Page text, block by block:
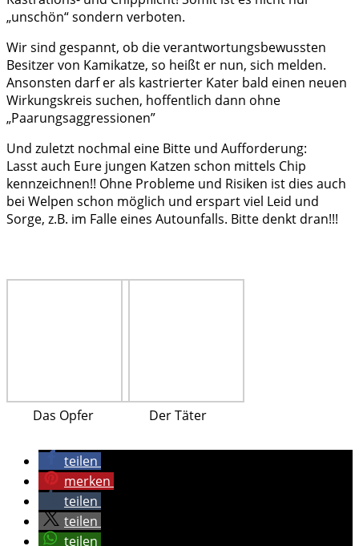
„unschön“ sondern verboten.
Wir sind gespannt, ob die verantwortungsbewussten
Besitzer von Kamikatze, so heißt er nun, sich melden.
Ansonsten darf er als kastrierter Kater bald einen neuen
Wirkungskreis suchen, hoffentlich dann ohne
„Paarungsaggressionen”
Und zuletzt nochmal eine Bitte und Aufforderung:
Lasst auch Eure jungen Katzen schon mittels Chip
kennzeichnen!! Ohne Probleme und Risiken ist dies auch
bei Welpen schon möglich und erspart viel Leid und
Sorge, z.B. im Falle eines Autounfalls. Bitte denkt dran!!!
Das Opfer Der Täter
teilen
merken
teilen
teilen
teilen